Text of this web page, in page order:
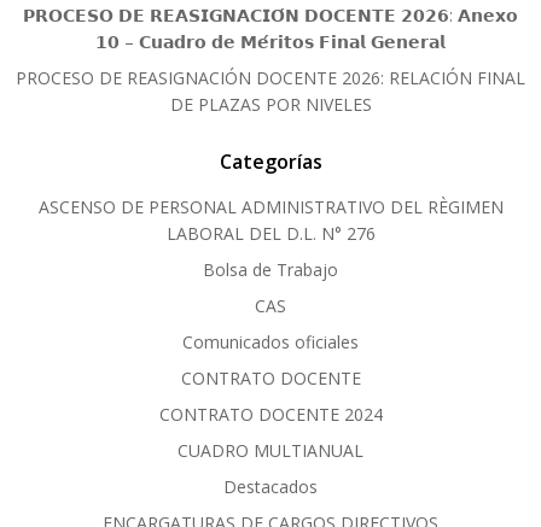
𝗣𝗥𝗢𝗖𝗘𝗦𝗢 𝗗𝗘 𝗥𝗘𝗔𝗦𝗜𝗚𝗡𝗔𝗖𝗜𝗢́𝗡 𝗗𝗢𝗖𝗘𝗡𝗧𝗘 𝟮𝟬𝟮𝟲: 𝗔𝗻𝗲𝘅𝗼
𝟭𝟬 – 𝗖𝘂𝗮𝗱𝗿𝗼 𝗱𝗲 𝗠𝗲́𝗿𝗶𝘁𝗼𝘀 𝗙𝗶𝗻𝗮𝗹 𝗚𝗲𝗻𝗲𝗿𝗮𝗹
PROCESO DE REASIGNACIÓN DOCENTE 2026: RELACIÓN FINAL
DE PLAZAS POR NIVELES
Categorías
ASCENSO DE PERSONAL ADMINISTRATIVO DEL RÈGIMEN
LABORAL DEL D.L. N° 276
Bolsa de Trabajo
CAS
Comunicados oficiales
CONTRATO DOCENTE
CONTRATO DOCENTE 2024
CUADRO MULTIANUAL
Destacados